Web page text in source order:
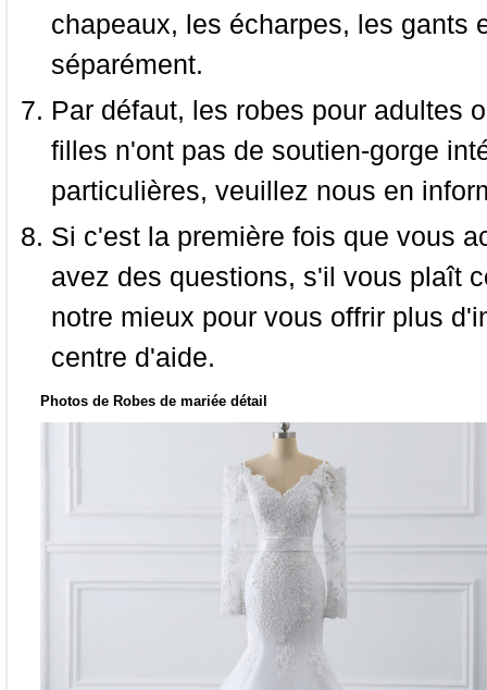
chapeaux, les écharpes, les gants
séparément.
Par défaut, les robes pour adultes
filles n'ont pas de soutien-gorge
particulières, veuillez nous en
Si c'est la première fois que vous
avez des questions, s'il vous plaît
notre mieux pour vous offrir plus
centre d'aide.
Photos de Robes de mariée détail